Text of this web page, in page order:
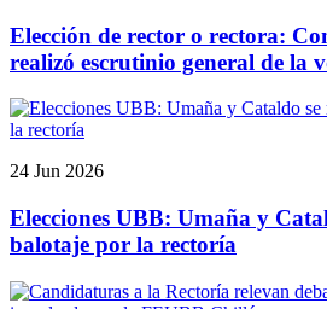
Elección de rector o rectora:
realizó escrutinio general de la
24 Jun 2026
Elecciones UBB: Umaña y
balotaje por la rectoría